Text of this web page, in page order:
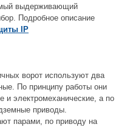
выдерживающий
Подробное описание
IP
ворот используют два
По принципу работы они
и электромеханические, а по
приводы.
парами, по приводу на